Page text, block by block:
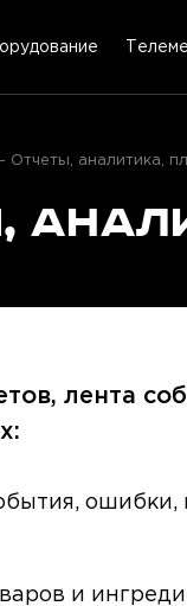
Отчеты, аналитика,
лента
и